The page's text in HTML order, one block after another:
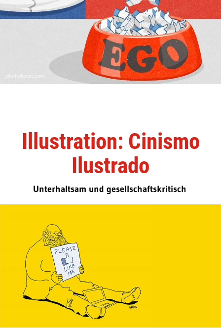
Illustration: Cinismo
Ilustrado
Unterhaltsam und gesellschaftskritisch